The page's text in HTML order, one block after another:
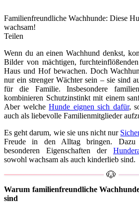
Familienfreundliche Wachhunde: Diese
wachsam!
Teilen
Wenn du an einen Wachhund denkst,
Bilder von mächtigen,
Haus und Hof bewachen. Doch
nur ein strenger Wächter sein – sie sind
für die Familie. Insbesondere
kombinieren Schutzinstinkt mit einem
Aber welcheHunde eignen sich dafür,
auch als liebevolle Familienmitglieder
Es geht darum, wie sie uns nicht nur
Freude in den Alltag bringen.
besonderen Eigenschaften der
sowohl wachsam als auch kinderlieb sind.
Warum familienfreundliche
sind